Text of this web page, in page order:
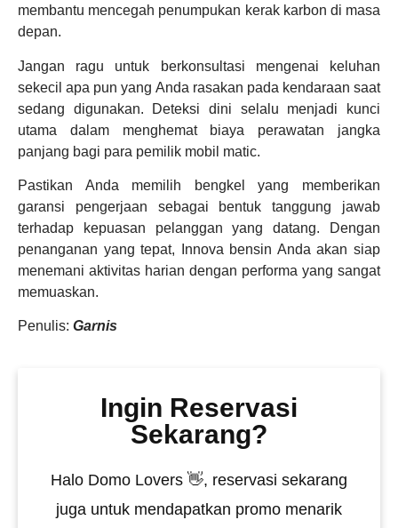
membantu mencegah penumpukan kerak karbon di masa
depan.
Jangan ragu untuk berkonsultasi mengenai keluhan
sekecil apa pun yang Anda rasakan pada kendaraan saat
sedang digunakan. Deteksi dini selalu menjadi kunci
utama dalam menghemat biaya perawatan jangka
panjang bagi para pemilik mobil matic.
Pastikan Anda memilih bengkel yang memberikan
garansi pengerjaan sebagai bentuk tanggung jawab
terhadap kepuasan pelanggan yang datang. Dengan
penanganan yang tepat, Innova bensin Anda akan siap
menemani aktivitas harian dengan performa yang sangat
memuaskan.
Penulis: Garnis
Ingin Reservasi
Sekarang?
Halo Domo Lovers 👋, reservasi sekarang
juga untuk mendapatkan promo menarik